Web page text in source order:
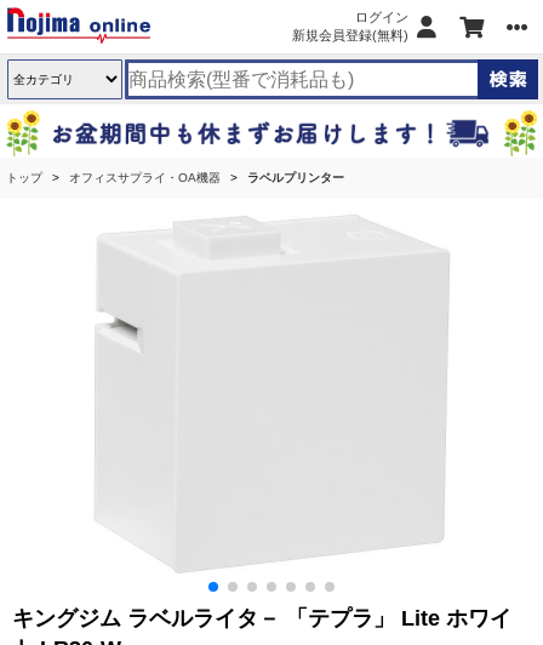
ログイン
新規会員登録(無料)
トップ オフィスサプライ・OA機器 ラベルプリンター
キングジム ラベルライタ－ 「テプラ」 Lite ホワイ